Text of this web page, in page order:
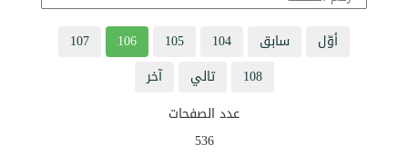
أوّل سابق 104
105
106
107
108
تالي
آخر
عدد الصفحات
536